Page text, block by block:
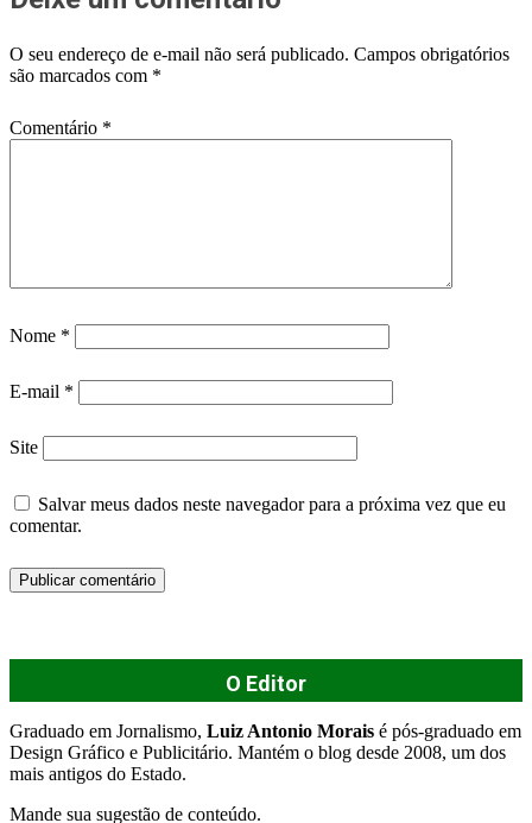
O seu endereço de e-mail não será publicado. Campos obrigatórios
são marcados com *
Comentário *
Nome *
E-mail *
Site
Salvar meus dados neste navegador para a próxima vez que eu
comentar.
O Editor
Graduado em Jornalismo, Luiz Antonio Morais é pós-graduado em
Design Gráfico e Publicitário. Mantém o blog desde 2008, um dos
mais antigos do Estado.
Mande sua sugestão de conteúdo.